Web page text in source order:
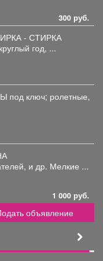
300 руб.
- СТИРКА
год, ...
под ключ; ролетные,
и др. Мелкие ...
1 000 руб.
объявление